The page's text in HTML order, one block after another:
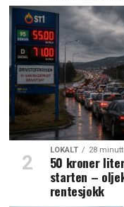
LOKALT 28
50 kroner
starten –
rentesjokk